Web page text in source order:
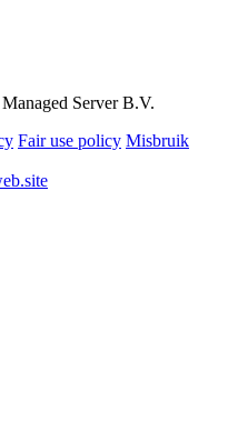
Server B.V.
Fair use policy Misbruik